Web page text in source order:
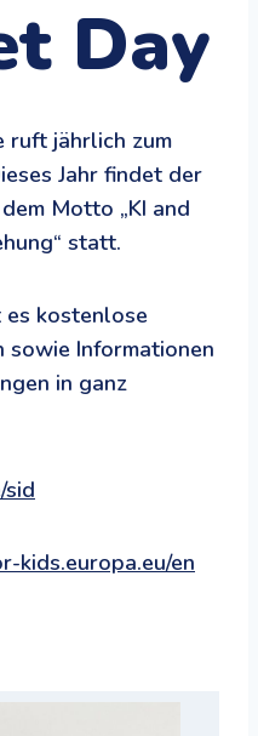
Day
ruft jährlich zum
Jahr findet der
Motto „KI and
statt.
kostenlose
sowie Informationen
in ganz
kids.europa.eu/en